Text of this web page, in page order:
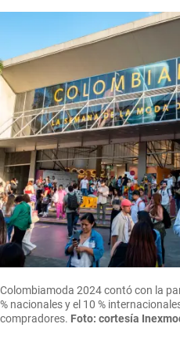
Colombiamoda 2024 contó con la
% nacionales y el 10 %
compradores. Foto: cortesía